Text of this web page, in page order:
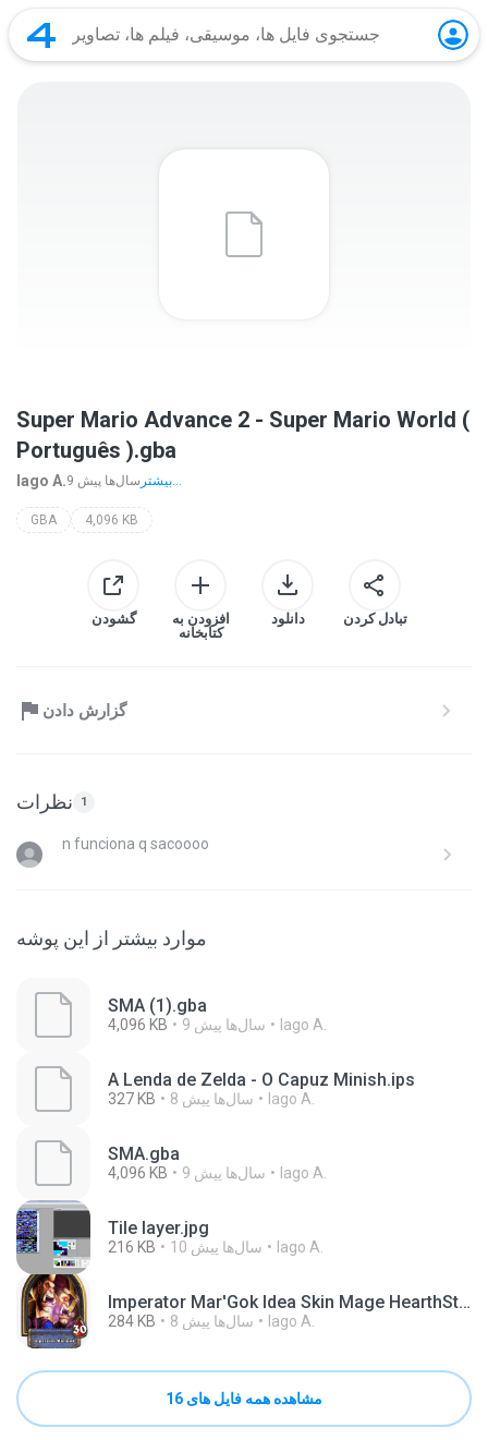
Super Mario Advance 2 - Super Mario World (
Português ).gba
Iago A. 9 سال‌ها پیش بیشتر...
GBA 4,096 KB
گشودن
افزودن به
کتابخانه
دانلود تبادل کردن
گزارش دادن
نظرات 1
n funciona q sacoooo
موارد بیشتر از این پوشه
SMA (1).gba
4,096 KB 9 سال‌ها پیش Iago A.
A Lenda de Zelda - O Capuz Minish.ips
327 KB 8 سال‌ها پیش Iago A.
SMA.gba
4,096 KB 9 سال‌ها پیش Iago A.
Tile layer.jpg
216 KB 10 سال‌ها پیش Iago A.
Imperator Mar'Gok Idea Skin Mage HearthStone.png
284 KB 8 سال‌ها پیش Iago A.
مشاهده همه فایل های 16